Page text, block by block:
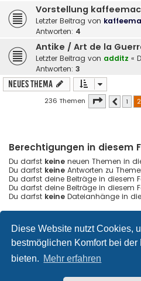
Diese Website nutzt Cookies,
bestmöglichen Komfort bei der
bieten. Mehr erfahren
Vorstellung
Letzter Beitrag von
Antworten: 4
Antike / Art de la
Letzter Beitrag von additz «
Antworten: 3
Neues Thema
236 Themen Seite von
Vorherige
1 2
Berechtigungen in diesem
Du darfst keine neuen Themen in
Du darfst keine Antworten zu
Du darfst deine Beiträge in diesem
Du darfst deine Beiträge in diesem
Du darfst keine Dateianhänge in
Foren-Übersicht
Powered by